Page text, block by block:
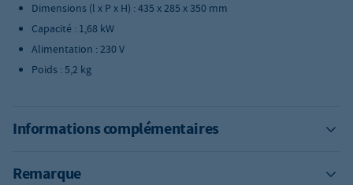
Dimensions (l x P x H) : 435 x 285 x 350 mm
Capacité : 1,68 kW
Alimentation : 230 V
Poids : 5,2 kg
Informations complémentaires
Remarque